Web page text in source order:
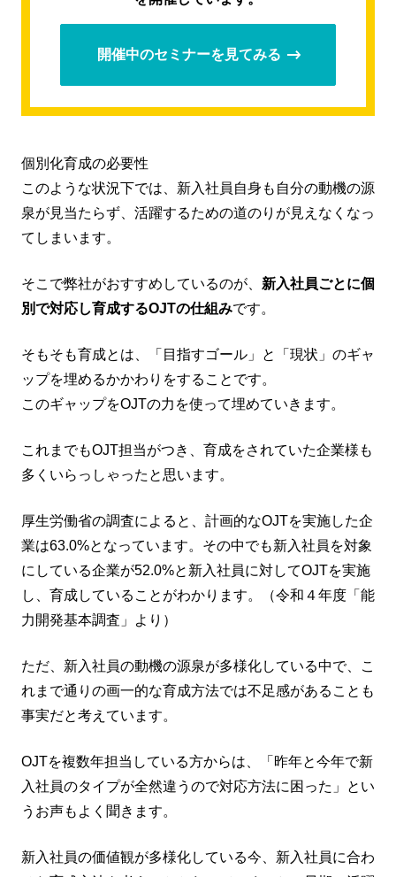
開催中のセミナーを見てみる
個別化育成の必要性
このような状況下では、新入社員自身も自分の動機の源
泉が見当たらず、活躍するための道のりが見えなくなっ
てしまいます。
そこで弊社がおすすめしているのが、 新入社員ごとに個
別で対応し育成するOJTの仕組みです。
そもそも育成とは、「目指すゴール」と「現状」のギャ
ップを埋めるかかわりをすることです。
このギャップをOJTの力を使って埋めていきます。
これまでもOJT担当がつき、育成をされていた企業様も
多くいらっしゃったと思います。
厚生労働省の調査によると、計画的なOJTを実施した企
業は63.0%となっています。その中でも新入社員を対象
にしている企業が52.0%と新入社員に対してOJTを実施
し、育成していることがわかります。（令和４年度「能
力開発基本調査」より）
ただ、新入社員の動機の源泉が多様化している中で、こ
れまで通りの画一的な育成方法では不足感があることも
事実だと考えています。
OJTを複数年担当している方からは、「昨年と今年で新
入社員のタイプが全然違うので対応方法に困った」とい
うお声もよく聞きます。
新入社員の価値観が多様化している今、新入社員に合わ